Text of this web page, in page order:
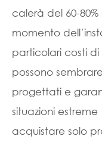
calerà del 60-
momento
particolari costi
possono
progettati e
situazioni
acquistare solo